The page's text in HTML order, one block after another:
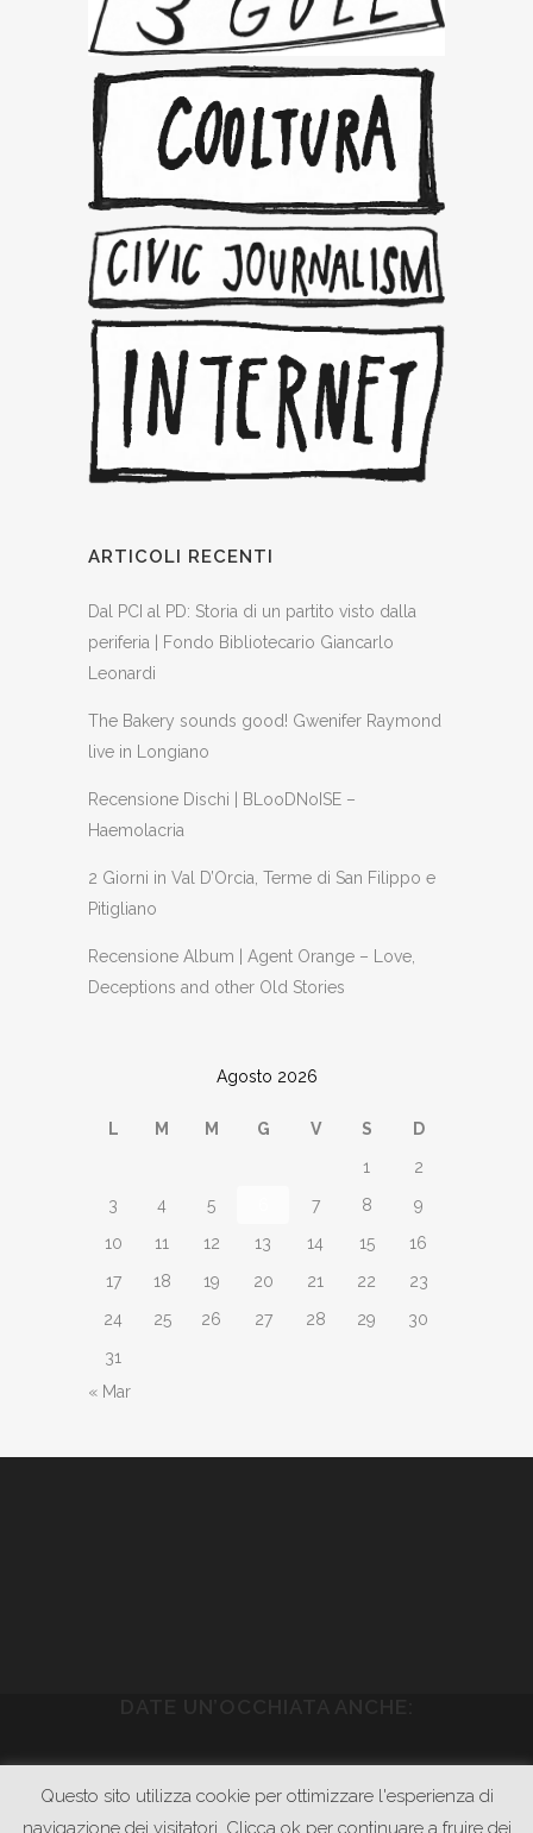
ARTICOLI RECENTI
Dal PCI al PD: Storia di un partito visto dalla
periferia | Fondo Bibliotecario Giancarlo
Leonardi
The Bakery sounds good! Gwenifer Raymond
live in Longiano
Recensione Dischi | BLooDNoISE –
Haemolacria
2 Giorni in Val D’Orcia, Terme di San Filippo e
Pitigliano
Recensione Album | Agent Orange – Love,
Deceptions and other Old Stories
Agosto 2026
L M M G V S
D
1
2
3
4 5 7 8
9
10
11 12 13 14 15
16
17
18 19 20 21 22
23
24
25 26 27 28 29
30
31
« Mar
WWW.GODOWNRECORDS.COM
Questo sito utilizza cookie per ottimizzare l'esperienza di
navigazione dei visitatori. Clicca ok per continuare a fruire dei